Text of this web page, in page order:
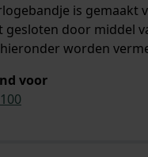
is gemaakt
gesloten door middel
worden
voor